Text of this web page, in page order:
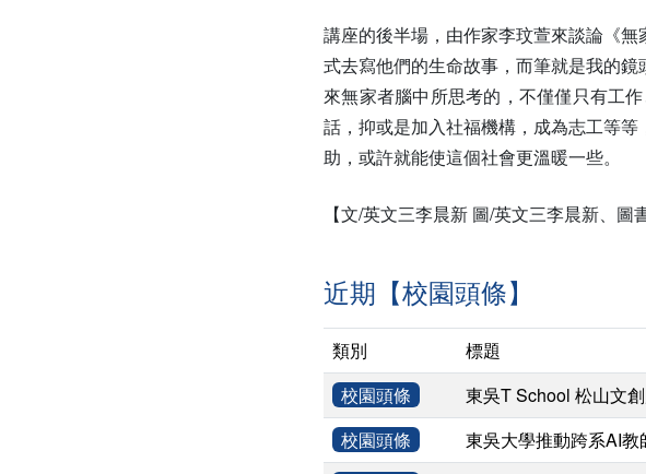
講座的後半場，由作家李玟萱來談論《
式去寫他們的生命故事，而筆就是我的
來無家者腦中所思考的，不僅僅只有工
話，抑或是加入社福機構，成為志工等
助，或許就能使這個社會更溫暖一些。
【文/英文三李晨新 圖/英文三李晨新、圖
近期【校園頭條】
類別 標題
校園頭條
東吳T School 松山文
校園頭條
東吳大學推動跨系AI